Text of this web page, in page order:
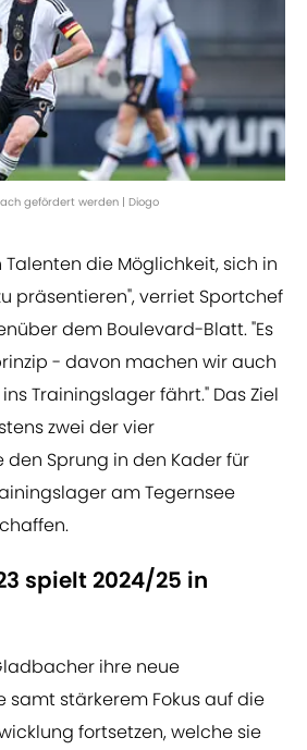
gefördert werden | Diogo
die Möglichkeit, sich in
präsentieren", verriet Sportchef
dem Boulevard-Blatt. "Es
- davon machen wir auch
Trainingslager fährt." Das Ziel
zwei der vier
Sprung in den Kader für
am Tegernsee
spielt 2024/25 in
ihre neue
samt stärkerem Fokus auf die
fortsetzen, welche sie